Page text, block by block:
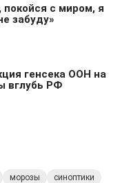
морозы
синоптики